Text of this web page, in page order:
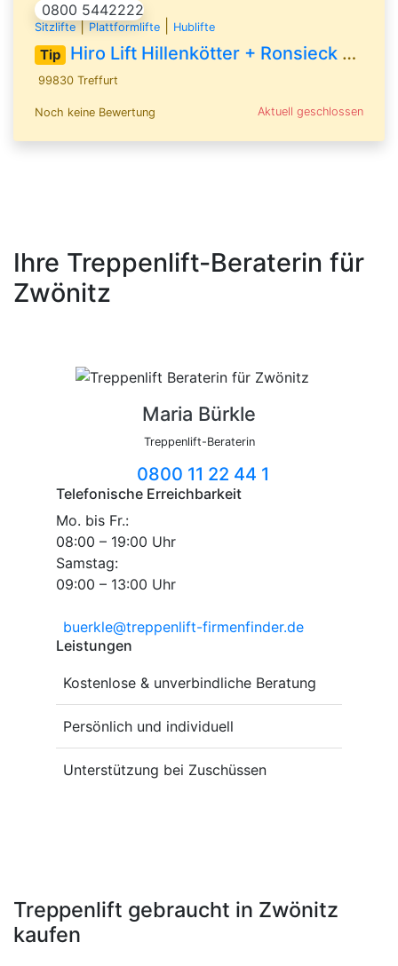
0800 5442222
Sitzlifte|Plattformlifte Hublifte
Tip Hiro Lift Hillenkötter + Ronsieck GmbH
99830 Treffurt
Noch keine Bewertung Aktuell geschlossen
Ihre Treppenlift-Beraterin für
Zwönitz
Maria Bürkle
Treppenlift-Beraterin
0800 11 22 44 1
Telefonische Erreichbarkeit
Mo. bis Fr.:
08:00 – 19:00 Uhr
Samstag:
09:00 – 13:00 Uhr
buerkle@treppenlift-firmenfinder.de
Leistungen
Kostenlose & unverbindliche Beratung
Persönlich und individuell
Unterstützung bei Zuschüssen
Treppenlift gebraucht in Zwönitz
kaufen